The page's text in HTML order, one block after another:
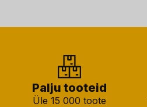
Palju tooteid
Üle 15 000 toote